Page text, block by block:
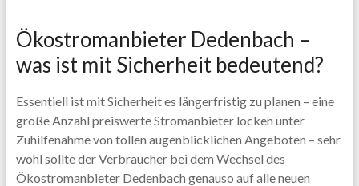
Ökostromanbieter Dedenbach –
was ist mit Sicherheit bedeutend?
Essentiell ist mit Sicherheit es längerfristig zu planen – eine
große Anzahl preiswerte Stromanbieter locken unter
Zuhilfenahme von tollen augenblicklichen Angeboten – sehr
wohl sollte der Verbraucher bei dem Wechsel des
Ökostromanbieter Dedenbach genauso auf alle neuen